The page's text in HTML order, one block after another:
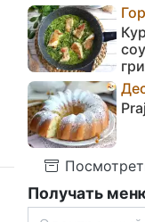
Получать